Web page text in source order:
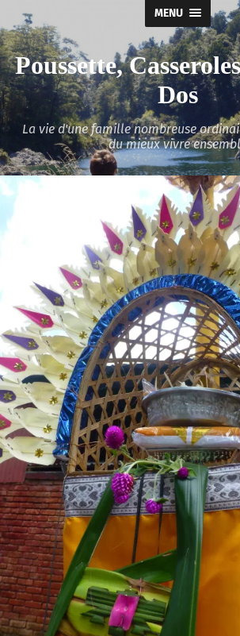
MENU
Poussette,
Dos
La vie d'une famille nombreuse
du mieux vivre